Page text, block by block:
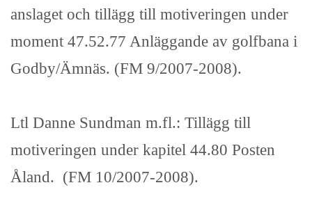
anslaget och tillägg till motiveringen under
moment 47.52.77 Anläggande av golfbana i
Godby/Ämnäs. (FM 9/2007-2008).
Ltl Danne Sundman m.fl.: Tillägg till
motiveringen under kapitel 44.80 Posten
Åland. (FM 10/2007-2008).